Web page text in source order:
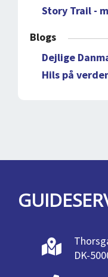
Story Trail -
Blogs
Dejlige
Hils på
DK-